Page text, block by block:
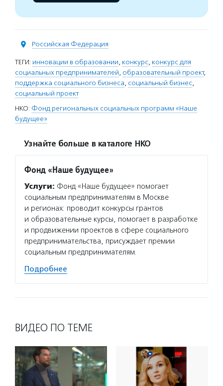
Российская Федерация
ТЕГИ: инновации в образовании, конкурс, конкурс для
социальных предпринимателей, образовательный проект,
поддержка социального бизнеса, социальный бизнес,
социальный проект
НКО: Фонд региональных социальных программ «Наше
будущее»
Узнайте больше в каталоге НКО
Фонд «Наше будущее»
Услуги: Фонд «Наше будущее» помогает
социальным предпринимателям в Москве
и регионах: проводит конкурсы грантов
и образовательные курсы, помогает в разработке
и продвижении проектов в сфере социального
предпринимательства, присуждает премии
социальным предпринимателям.
Подробнее
ВИДЕО ПО ТЕМЕ